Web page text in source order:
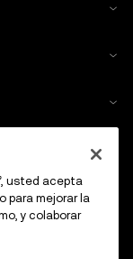
usted acepta
para mejorar la
y colaborar